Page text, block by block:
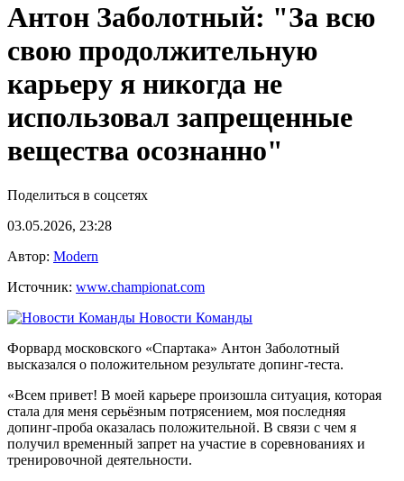
Антон Заболотный: "За всю
свою продолжительную
карьеру я никогда не
использовал запрещенные
вещества осознанно"
Поделиться в соцсетях
03.05.2026, 23:28
Автор: Modern
Источник: www.championat.com
Новости Команды
Форвард московского «Спартака» Антон Заболотный
высказался о положительном результате допинг-теста.
«Всем привет! В моей карьере произошла ситуация, которая
стала для меня серьёзным потрясением, моя последняя
допинг-проба оказалась положительной. В связи с чем я
получил временный запрет на участие в соревнованиях и
тренировочной деятельности.